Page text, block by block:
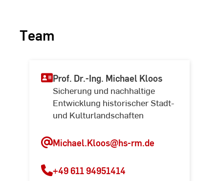
Team
Prof. Dr.-Ing. Michael Kloos
Sicherung und nachhaltige
Entwicklung historischer Stadt-
und Kulturlandschaften
Michael.Kloos@hs-rm.de
+49 611 94951414